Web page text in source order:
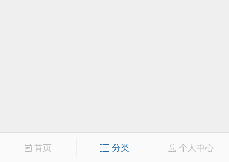
首页 分类 个人中心